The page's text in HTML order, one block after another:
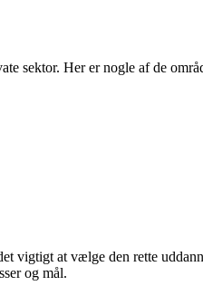
sektor. Her er nogle af de
at vælge den rette
og mål.